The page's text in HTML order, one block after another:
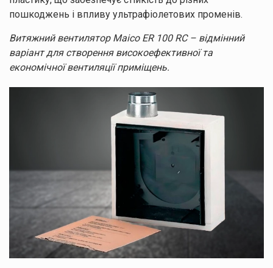
пошкоджень і впливу ультрафіолетових променів.
Витяжний вентилятор Maico ER 100 RC – відмінний
варіант для створення високоефективної та
економічної вентиляції приміщень.
Дякуємо
за заявку!
Ваші дані
Залишайте заявку
Ми зв’яжемося з вами найближчим часом.
Натискаючи кнопку “Надіслати”, ви погоджуєтесь з
Правилами обробки
персональних даних